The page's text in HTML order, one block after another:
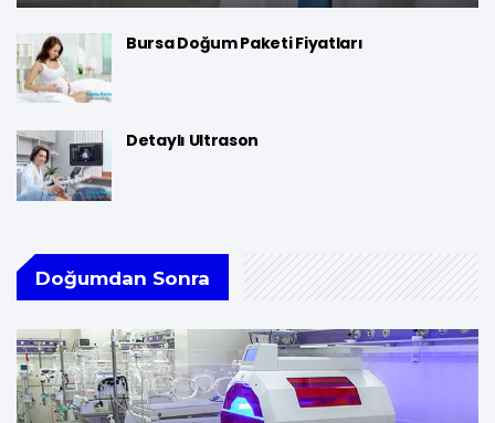
Bursa Doğum Paketi Fiyatları
Detaylı Ultrason
Doğumdan Sonra